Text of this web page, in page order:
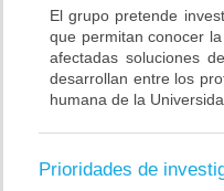
El grupo pretende
que permitan conocer
afectadas soluciones
desarrollan entre los
humana de la
Prioridades de